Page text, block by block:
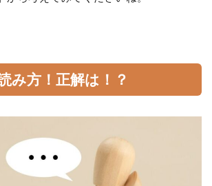
み方！正解は！？